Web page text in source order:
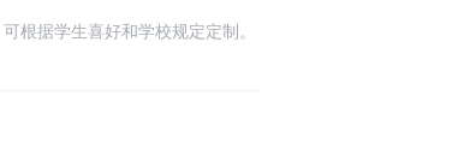
根据学生喜好和学校规定定制。
多种面料选择，确保舒适度和耐